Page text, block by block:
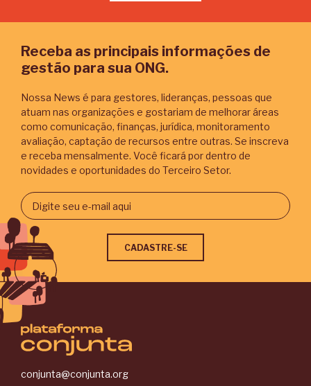
Receba as principais informações de
gestão para sua ONG.
Nossa News é para gestores, lideranças, pessoas que
atuam nas organizações e gostariam de melhorar áreas
como comunicação, finanças, jurídica, monitoramento
avaliação, captação de recursos entre outras. Se inscreva
e receba mensalmente. Você ficará por dentro de
novidades e oportunidades do Terceiro Setor.
conjunta@conjunta.org